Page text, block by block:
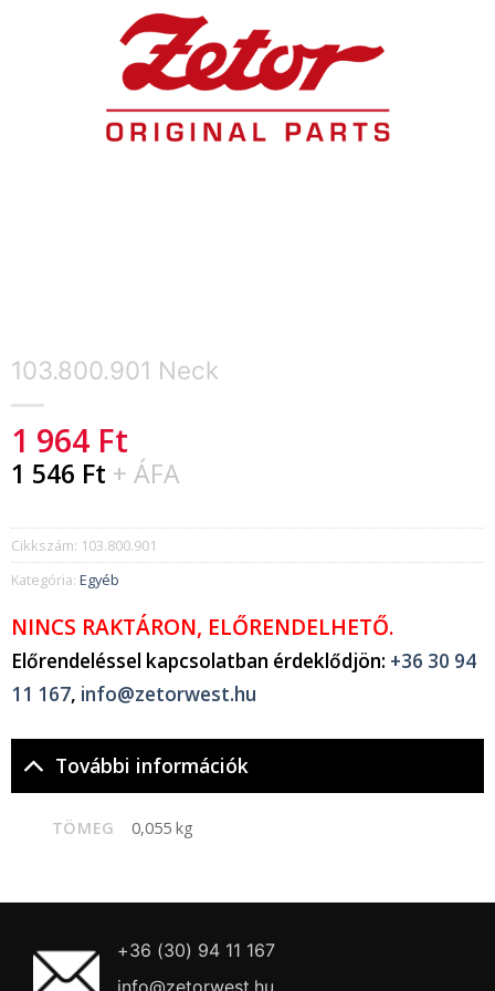
103.800.901 Neck
1 964 Ft
1 546 Ft + ÁFA
Cikkszám: 103.800.901
Kategória: Egyéb
NINCS RAKTÁRON, ELŐRENDELHETŐ.
Előrendeléssel kapcsolatban érdeklődjön: +36 30 94
11 167, info@zetorwest.hu
További információk
TÖMEG 0,055 kg
+36 (30) 94 11 167